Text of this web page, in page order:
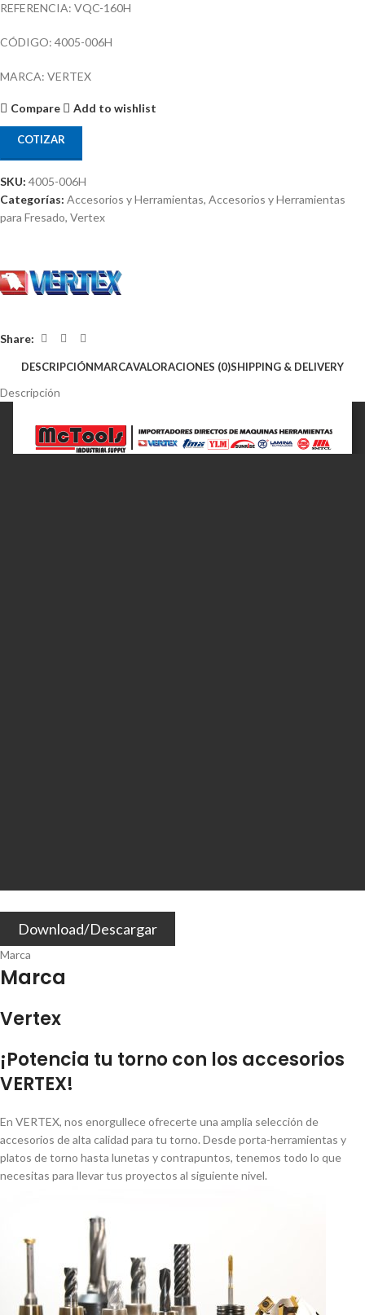
REFERENCIA: VQC-160H
CÓDIGO: 4005-006H
MARCA: VERTEX
Compare Add to wishlist
COTIZAR
SKU: 4005-006H
Categorías: Accesorios y Herramientas, Accesorios y Herramientas
para Fresado, Vertex
Share:
DESCRIPCIÓNMARCAVALORACIONES (0)SHIPPING & DELIVERY
Descripción
Download/Descargar
Marca
Marca
Vertex
¡Potencia tu torno con los accesorios
VERTEX!
En VERTEX, nos enorgullece ofrecerte una amplia selección de
accesorios de alta calidad para tu torno. Desde porta-herramientas y
platos de torno hasta lunetas y contrapuntos, tenemos todo lo que
necesitas para llevar tus proyectos al siguiente nivel.